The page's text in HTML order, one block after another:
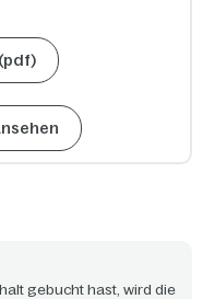
gebucht hast, wird die